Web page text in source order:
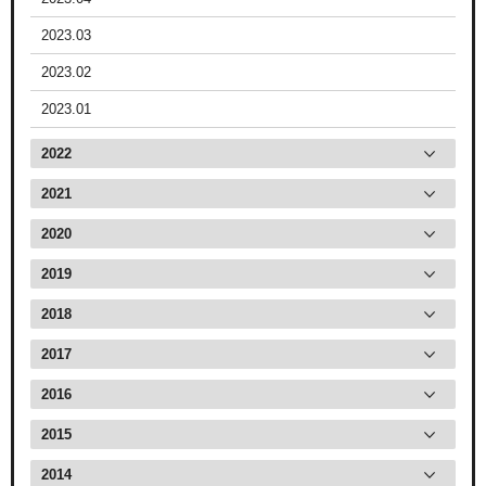
2023.03
2023.02
2023.01
2022
2021
2020
2019
2018
2017
2016
2015
2014